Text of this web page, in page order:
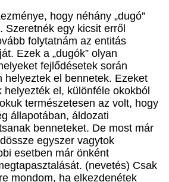
hogy néhány „dugó”
Szeretnék egy kicsit erről
folytatnám az entitás
Ezek a „dugók” olyan
fejlődésetek során
helyeztek el bennetek. Ezeket
helyezték el, különféle okokból
természetesen az volt, hogy
állapotában, áldozati
benneteket. De most már
egyszer vagytok
esetben már önként
(nevetés) Csak
mondom, ha elkezdenétek